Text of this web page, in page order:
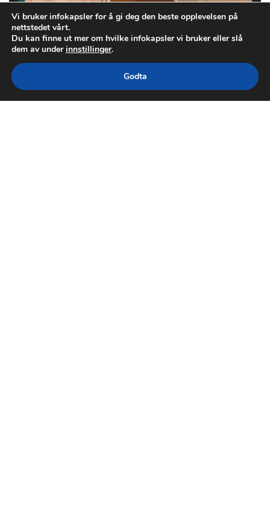
Vi bruker infokapsler for å gi deg den beste opplevelsen på
nettstedet vårt.
Du kan finne ut mer om hvilke infokapsler vi bruker eller slå
dem av underinnstillinger.
Godta